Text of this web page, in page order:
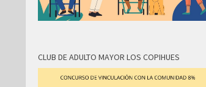
CLUB DE ADULTO MAYOR LOS COPIHUES